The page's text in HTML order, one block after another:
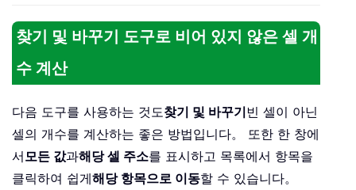
찾기 및 바꾸기 도구로 비어 있지 않은 셀 개
수 계산
다음 도구를 사용하는 것도찾기 및 바꾸기빈 셀이 아닌
셀의 개수를 계산하는 좋은 방법입니다。 또한 한 창에
서모든 값과해당 셀 주소를 표시하고 목록에서 항목을
클릭하여 쉽게해당 항목으로 이동할 수 있습니다。